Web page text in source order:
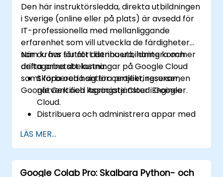
Den här instruktörsledda, direkta utbildningen
i Sverige (online eller på plats) är avsedd för
IT-professionella med mellanliggande
erfarenhet som vill utveckla de färdigheter
som krävs för att distribuera, hantera och
drifta arbetsbelastningar på Google Cloud
samt förbereda sig för certifieringsexamen
Google Certified Associate Cloud Engineer.
När du har slutfört denna utbildning kommer
deltagarna att kunna:
Skapa och hantera projekt, resurser,
nätverk och lagringstjänster i Google
Cloud.
Distribuera och administrera appar med
Kubernetes Engine (GKE), Cloud Run och
App Engine.
Konfigurera Identity and Access
Management (IAM), säkerhetskontroller
LÄS MER...
Google Colab Pro: Skalbara Python- och